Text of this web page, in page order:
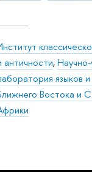
античности,
языков и
Востока и